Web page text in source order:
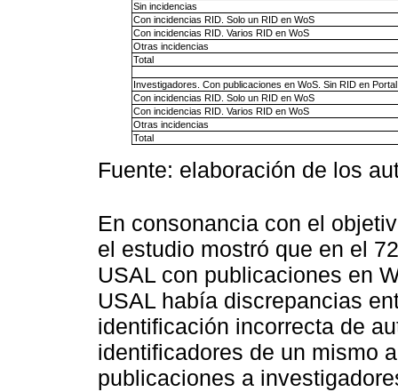
Sin incidencias
Con incidencias RID. Solo un RID en WoS
Con incidencias RID. Varios RID en WoS
Otras incidencias
Total
Investigadores. Con publicaciones en WoS. Sin RID en
Con incidencias RID. Solo un RID en WoS
Con incidencias RID. Varios RID en WoS
Otras incidencias
Total
Fuente: elaboración de los
En consonancia con el
el estudio mostró que en el
USAL con publicaciones en
USAL había discrepancias
identificación incorrecta de
identificadores de un mismo
publicaciones a